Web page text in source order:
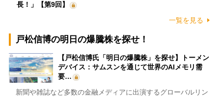
長！」【第9回】
一覧を見る
戸松信博の明日の爆騰株を探せ！
【戸松信博氏「明日の爆騰株」を探せ】トーメン
デバイス：サムスンを通じて世界のAIメモリ需
要…
新聞や雑誌など多数の金融メディアに出演するグローバルリン